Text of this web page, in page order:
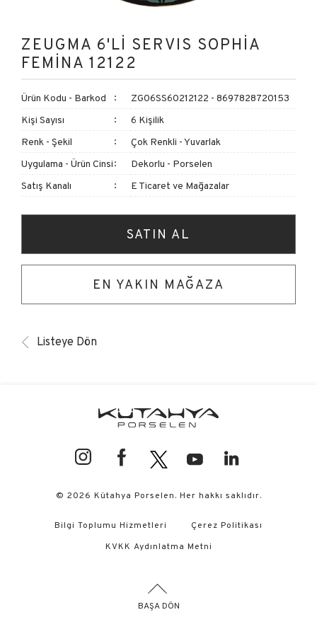
ZEUGMA 6'LI SERVIS SOPHIA
FEMINA 12122
Ürün Kodu - Barkod
ZG06SS60212122 - 8697828720153
Kişi Sayısı
6 Kişilik
Renk - Şekil
Çok Renkli - Yuvarlak
Uygulama - Ürün Cinsi
Dekorlu - Porselen
Satış Kanalı
E Ticaret ve Mağazalar
SATIN AL
EN YAKIN MAĞAZA
Listeye Dön
© 2026 Kütahya Porselen. Her hakkı saklıdır.
Bilgi Toplumu Hizmetleri
Çerez Politikası
KVKK Aydınlatma Metni
BAŞA DÖN